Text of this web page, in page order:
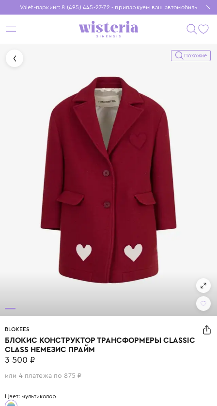
Valet-паркинг: 8 (495) 445-27-72 - припаркуем ваш автомобиль
Бесплатная доставка при заказе от 15 000 ₽
Установите приложение, чтобы покупки были еще удобнее
Похожие
BLOKEES
БЛОКИС КОНСТРУКТОР ТРАНСФОРМЕРЫ CLASSIC
CLASS НЕМЕЗИС ПРАЙМ
3 500 ₽
или 4 платежа по 875 ₽
Цвет: мультиколор